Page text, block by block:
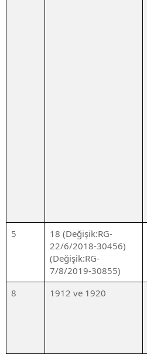
5
18 (Değişik:RG-
22/6/2018-30456)
(Değişik:RG-
7/8/2019-30855)
8 1912 ve 1920